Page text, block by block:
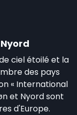
ciel étoilé et la
des pays
« International
et Nyord sont
d'Europe.